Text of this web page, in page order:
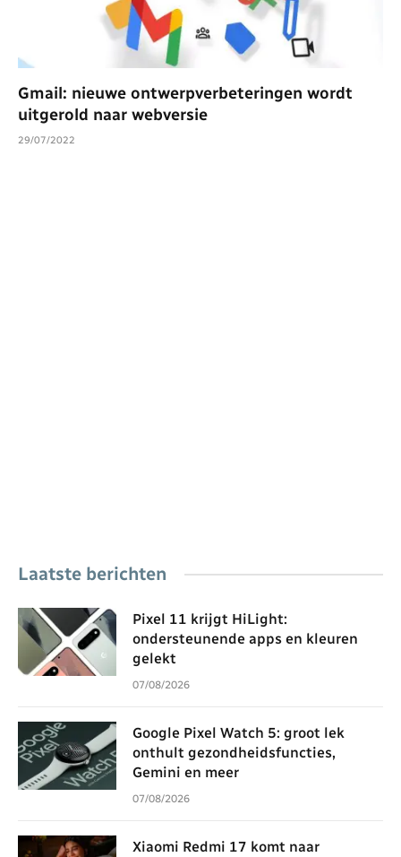
Gmail: nieuwe ontwerpverbeteringen wordt
uitgerold naar webversie
29/07/2022
Laatste berichten
Pixel 11 krijgt HiLight:
ondersteunende apps en kleuren
gelekt
07/08/2026
Google Pixel Watch 5: groot lek
onthult gezondheidsfuncties,
Gemini en meer
07/08/2026
Xiaomi Redmi 17 komt naar